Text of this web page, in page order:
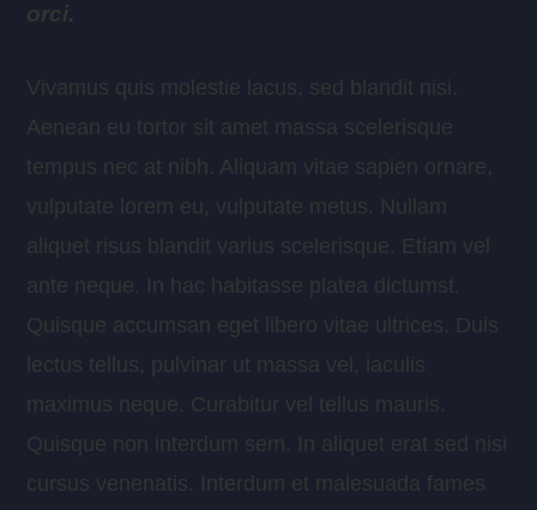
orci.
Vivamus quis molestie lacus, sed blandit nisi.
Aenean eu tortor sit amet massa scelerisque
tempus nec at nibh. Aliquam vitae sapien ornare,
vulputate lorem eu, vulputate metus. Nullam
aliquet risus blandit varius scelerisque. Etiam vel
ante neque. In hac habitasse platea dictumst.
Quisque accumsan eget libero vitae ultrices. Duis
lectus tellus, pulvinar ut massa vel, iaculis
maximus neque. Curabitur vel tellus mauris.
Quisque non interdum sem. In aliquet erat sed nisi
cursus venenatis. Interdum et malesuada fames